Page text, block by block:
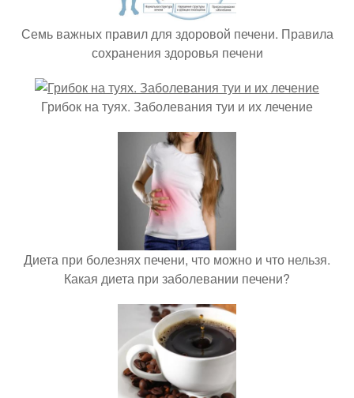
Семь важных правил для здоровой печени. Правила
сохранения здоровья печени
Грибок на туях. Заболевания туи и их лечение
Диета при болезнях печени, что можно и что нельзя.
Какая диета при заболевании печени?